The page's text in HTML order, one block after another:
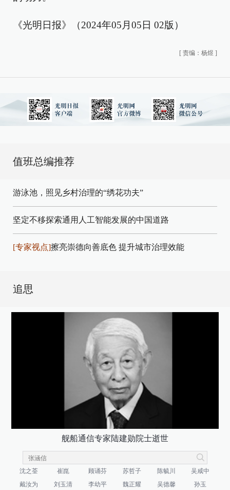
《光明日报》（2024年05月05日 02版）
[ 责编：杨煜 ]
值班总编推荐
游泳池，照见乡村治理的“绣花功夫”
坚定不移探索通用人工智能发展的中国道路
[专家视点]擦亮崇德向善底色 提升城市治理效能
追思
舰船通信专家陆建勋院士逝世
沈之荃 崔崑 顾诵芬 苏哲子 陈毓川
吴咸中
戴汝为
刘玉清 李幼平 魏正耀 吴德馨 孙玉